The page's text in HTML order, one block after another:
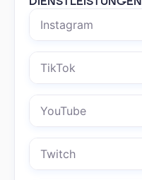
Instagram
TikTok
YouTube
Twitch